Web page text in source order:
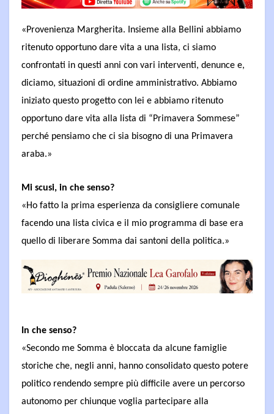
«Provenienza Margherita. Insieme alla Bellini abbiamo
ritenuto opportuno dare vita a una lista, ci siamo
confrontati in questi anni con vari interventi, denunce e,
diciamo, situazioni di ordine amministrativo. Abbiamo
iniziato questo progetto con lei e abbiamo ritenuto
opportuno dare vita alla lista di “Primavera Sommese”
perché pensiamo che ci sia bisogno di una Primavera
araba.»
Mi scusi, in che senso?
«Ho fatto la prima esperienza da consigliere comunale
facendo una lista civica e il mio programma di base era
quello di liberare Somma dai santoni della politica.»
In che senso?
«Secondo me Somma è bloccata da alcune famiglie
storiche che, negli anni, hanno consolidato questo potere
politico rendendo sempre più difficile avere un percorso
autonomo per chiunque voglia partecipare alla